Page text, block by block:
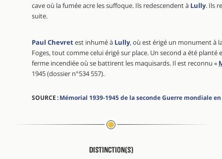
cave où la fumée acre les suffoque. Ils redescendent à Lully. Ils
suite.
Paul Chevretest inhumé à Lully, où est érigé un monument à
Foges, tout comme celui érigé sur place. Un second a été planté
ferme incendiée où se battirent les maquisards. Il est reconnu «
1945 (dossier n°534 557).
SOURCE :Mémorial 1939-1945 de la seconde Guerre mondiale
Distinction(s)